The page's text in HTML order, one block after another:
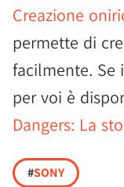
Creazione
permette di
facilmente. Se
per voi è
Dangers: La
#SONY